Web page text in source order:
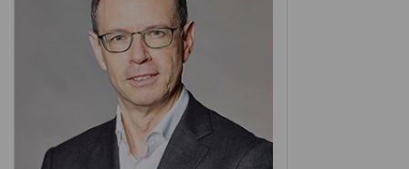
vergessen?
Anmelden